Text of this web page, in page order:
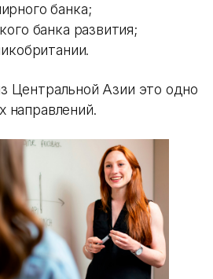
банка;
банка развития;
Центральной Азии это одно
направлений.